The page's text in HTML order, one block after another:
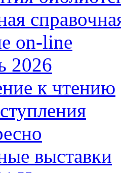
on-line
2026
к чтению
выставки